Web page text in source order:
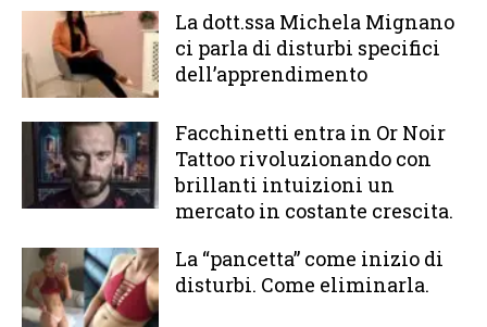
La dott.ssa Michela Mignano
ci parla di disturbi specifici
dell’apprendimento
Facchinetti entra in Or Noir
Tattoo rivoluzionando con
brillanti intuizioni un
mercato in costante crescita.
La “pancetta” come inizio di
disturbi. Come eliminarla.